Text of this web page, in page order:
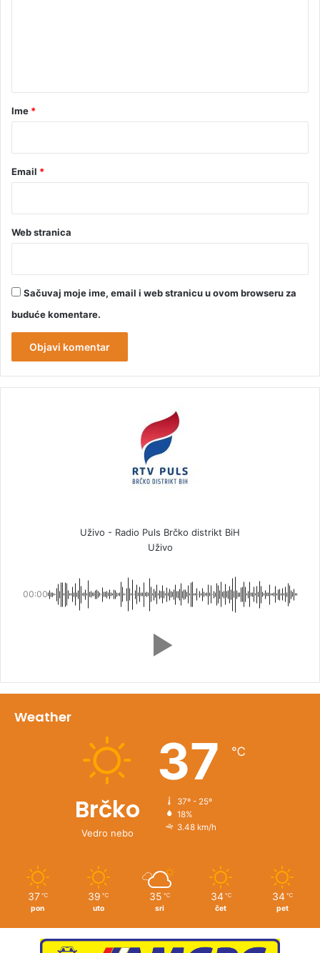
rIme *
Email *
Web stranica
Sačuvaj moje ime, email i web stranicu u ovom browseru za
buduće komentare.
Uživo - Radio Puls Brčko distrikt BiH
Uživo
00:00
Weather
Brčko
Vedro nebo
37 ℃
37º - 25º
18%
3.48 km/h
37 ℃
pon
39 ℃
uto
35 ℃
sri
34 ℃
čet
34 ℃
pet